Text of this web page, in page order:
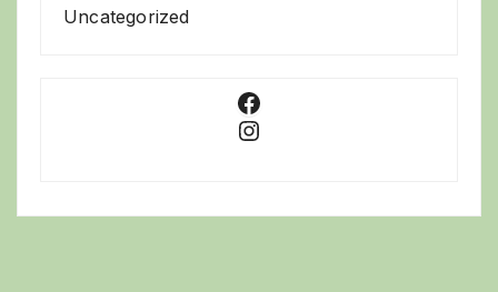
Uncategorized
Facebook
Instagram